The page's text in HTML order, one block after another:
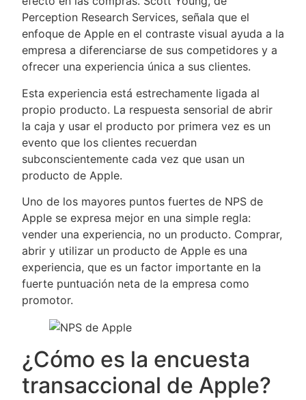
Perception Research Services, señala que el
enfoque de Apple en el contraste visual ayuda a la
empresa a diferenciarse de sus competidores y a
ofrecer una experiencia única a sus clientes.
Esta experiencia está estrechamente ligada al
propio producto. La respuesta sensorial de abrir
la caja y usar el producto por primera vez es un
evento que los clientes recuerdan
subconscientemente cada vez que usan un
producto de Apple.
Uno de los mayores puntos fuertes de NPS de
Apple se expresa mejor en una simple regla:
vender una experiencia, no un producto. Comprar,
abrir y utilizar un producto de Apple es una
experiencia, que es un factor importante en la
fuerte puntuación neta de la empresa como
promotor.
¿Cómo es la encuesta
transaccional de Apple?